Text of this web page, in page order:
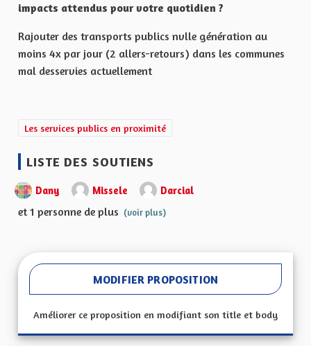
impacts attendus pour votre quotidien ?
Rajouter des transports publics nvlle génération au
moins 4x par jour (2 allers-retours) dans les communes
mal desservies actuellement
Filtrer les résultats de la catégorie : Les services publics en
Les services publics en proximité
LISTE DES SOUTIENS
Dany Missele Darcial
et 1 personne de plus (voir plus)
MODIFIER PROPOSITION
Améliorer ce proposition en modifiant son title et body